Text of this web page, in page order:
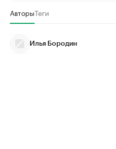
АвторыТеги
Илья Бородин